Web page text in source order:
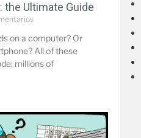
the Ultimate Guide
on a computer? Or
All of these
millions of